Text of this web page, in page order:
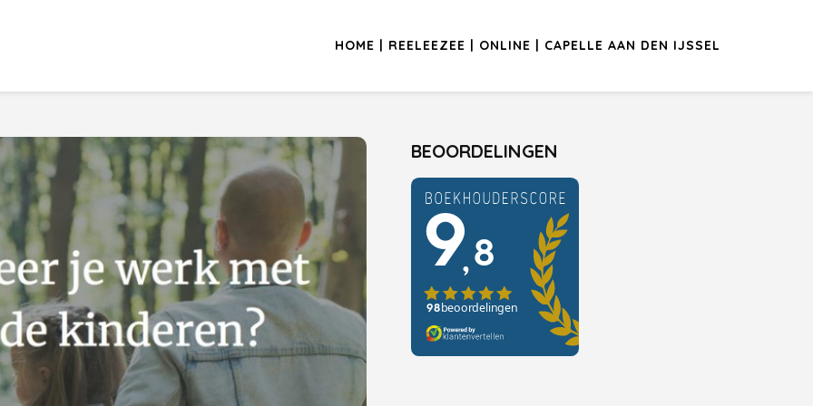
HOME | REELEEZEE | ONLINE | CAPELLE AAN DEN IJSSEL
BEOORDELINGEN